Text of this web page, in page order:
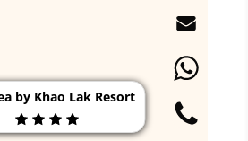
by Khao Lak Resort